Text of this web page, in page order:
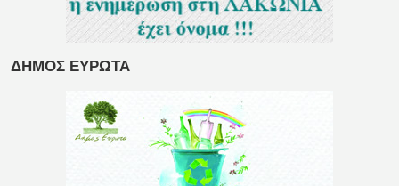
ΔΗΜΟΣ ΕΥΡΩΤΑ